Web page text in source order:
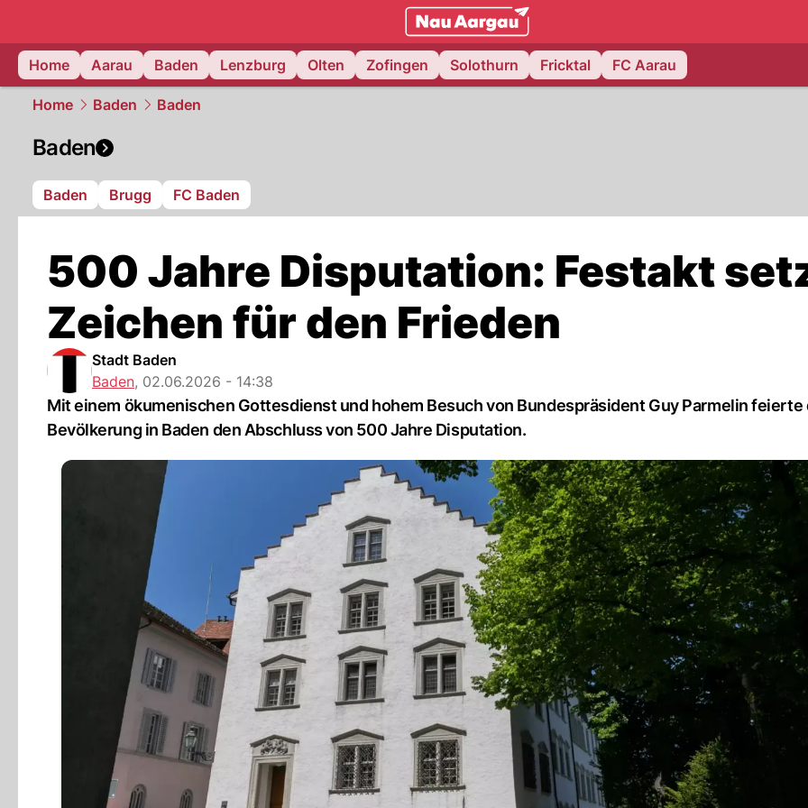
mittelland.NAU.ch
Home
Aarau Baden Lenzburg Olten Zofingen Solothurn Fricktal FC Aarau
Home Baden Baden
Baden
Baden Brugg FC Baden
500 Jahre Disputation: Festakt
Zeichen für den Frieden
Stadt Baden
Baden, 02.06.2026 - 14:38
Mit einem ökumenischen Gottesdienst und hohem Besuch von Bundespräsident Guy Parmelin feierte
Bevölkerung in Baden den Abschluss von 500 Jahre Disputation.